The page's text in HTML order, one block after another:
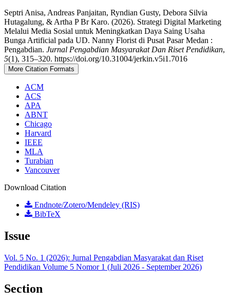
Septri Anisa, Andreas Panjaitan, Ryndian Gusty, Debora Silvia
Hutagalung, & Artha P Br Karo. (2026). Strategi Digital Marketing
Melalui Media Sosial untuk Meningkatkan Daya Saing Usaha
Bunga Artificial pada UD. Nanny Florist di Pusat Pasar Medan :
Pengabdian. Jurnal Pengabdian Masyarakat Dan Riset Pendidikan,
5(1), 315–320. https://doi.org/10.31004/jerkin.v5i1.7016
More Citation Formats
ACM
ACS
APA
ABNT
Chicago
Harvard
IEEE
MLA
Turabian
Vancouver
Download Citation
Endnote/Zotero/Mendeley (RIS)
BibTeX
Issue
Vol. 5 No. 1 (2026): Jurnal Pengabdian Masyarakat dan Riset
Pendidikan Volume 5 Nomor 1 (Juli 2026 - September 2026)
Section